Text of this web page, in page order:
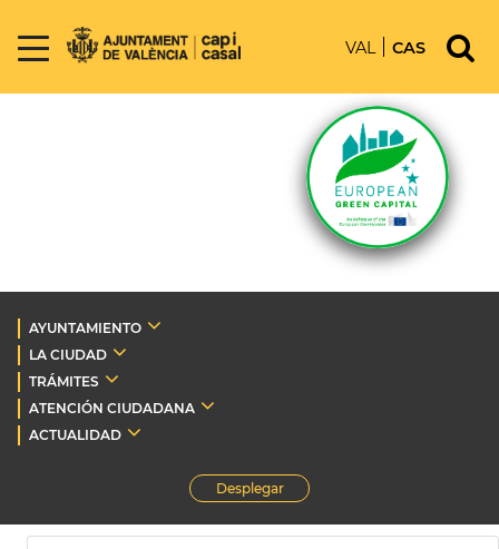
VAL CAS
AYUNTAMIENTO
LA CIUDAD
TRÁMITES
ATENCIÓN CIUDADANA
ACTUALIDAD
Desplegar